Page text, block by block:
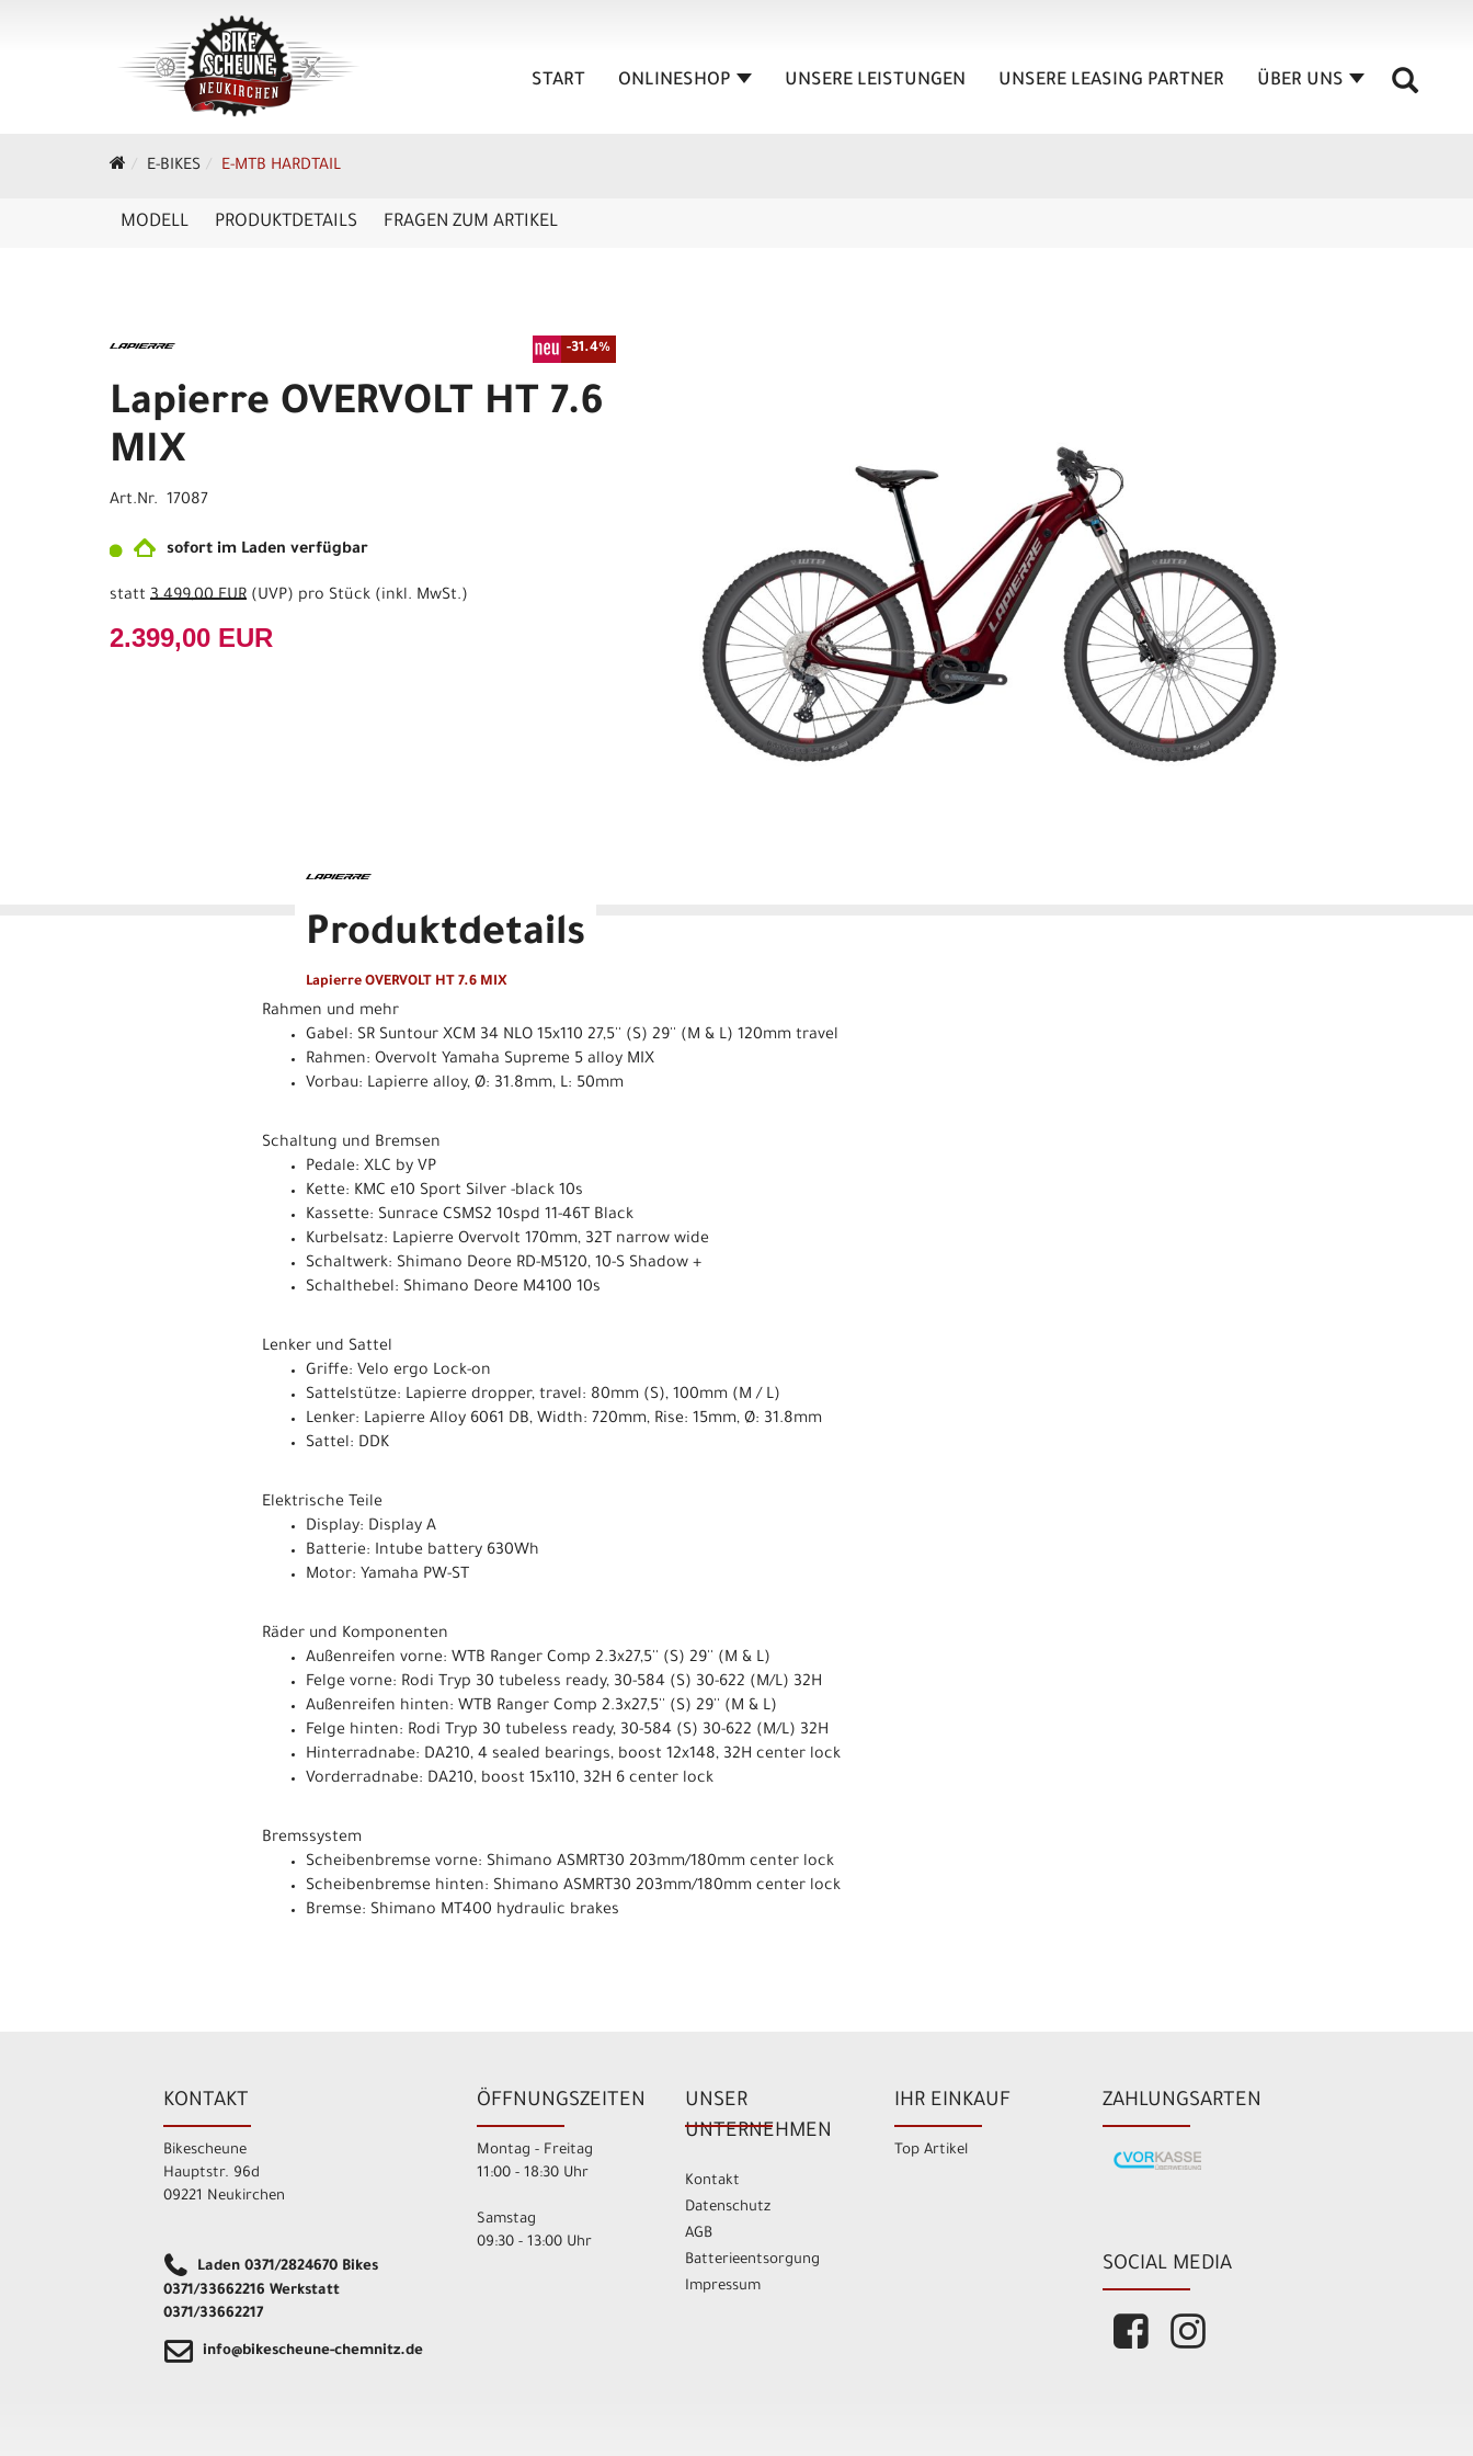
START ONLINESHOP UNSERE LEISTUNGEN UNSERE LEASING PARTNER ÜBER UNS
E-BIKES E-MTB HARDTAIL
MODELL PRODUKTDETAILS FRAGEN ZUM ARTIKEL
-31.4%
Lapierre OVERVOLT HT 7.6
MIX
Art.Nr. 17087
sofort im Laden verfügbar
statt 3.499,00 EUR (UVP) pro Stück (inkl. MwSt.)
2.399,00 EUR
Produktdetails
Lapierre OVERVOLT HT 7.6 MIX
Rahmen und mehr
Gabel: SR Suntour XCM 34 NLO 15x110 27,5'' (S) 29'' (M & L) 120mm travel
Rahmen: Overvolt Yamaha Supreme 5 alloy MIX
Vorbau: Lapierre alloy, Ø: 31.8mm, L: 50mm
Schaltung und Bremsen
Pedale: XLC by VP
Kette: KMC e10 Sport Silver -black 10s
Kassette: Sunrace CSMS2 10spd 11-46T Black
Kurbelsatz: Lapierre Overvolt 170mm, 32T narrow wide
Schaltwerk: Shimano Deore RD-M5120, 10-S Shadow +
Schalthebel: Shimano Deore M4100 10s
Lenker und Sattel
Griffe: Velo ergo Lock-on
Sattelstütze: Lapierre dropper, travel: 80mm (S), 100mm (M / L)
Lenker: Lapierre Alloy 6061 DB, Width: 720mm, Rise: 15mm, Ø: 31.8mm
Sattel: DDK
Elektrische Teile
Display: Display A
Batterie: Intube battery 630Wh
Motor: Yamaha PW-ST
Räder und Komponenten
Außenreifen vorne: WTB Ranger Comp 2.3x27,5'' (S) 29'' (M & L)
Felge vorne: Rodi Tryp 30 tubeless ready, 30-584 (S) 30-622 (M/L) 32H
Außenreifen hinten: WTB Ranger Comp 2.3x27,5'' (S) 29'' (M & L)
Felge hinten: Rodi Tryp 30 tubeless ready, 30-584 (S) 30-622 (M/L) 32H
Hinterradnabe: DA210, 4 sealed bearings, boost 12x148, 32H center lock
Vorderradnabe: DA210, boost 15x110, 32H 6 center lock
Bremssystem
Scheibenbremse vorne: Shimano ASMRT30 203mm/180mm center lock
Scheibenbremse hinten: Shimano ASMRT30 203mm/180mm center lock
Bremse: Shimano MT400 hydraulic brakes
KONTAKT
Bikescheune
Hauptstr. 96d
09221 Neukirchen
Laden 0371/2824670 Bikes
0371/33662216 Werkstatt
0371/33662217
info@bikescheune-chemnitz.de
ÖFFNUNGSZEITEN
Montag - Freitag
11:00 - 18:30 Uhr
Samstag
09:30 - 13:00 Uhr
UNSER
UNTERNEHMEN
Kontakt
Datenschutz
AGB
Batterieentsorgung
Impressum
IHR EINKAUF
Top Artikel
ZAHLUNGSARTEN
SOCIAL MEDIA